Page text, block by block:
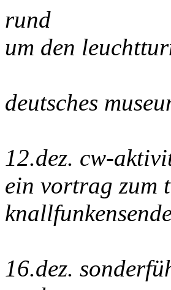
rund
um den
deutsches
12.dez. cw-
ein vortrag zum
16.dez.